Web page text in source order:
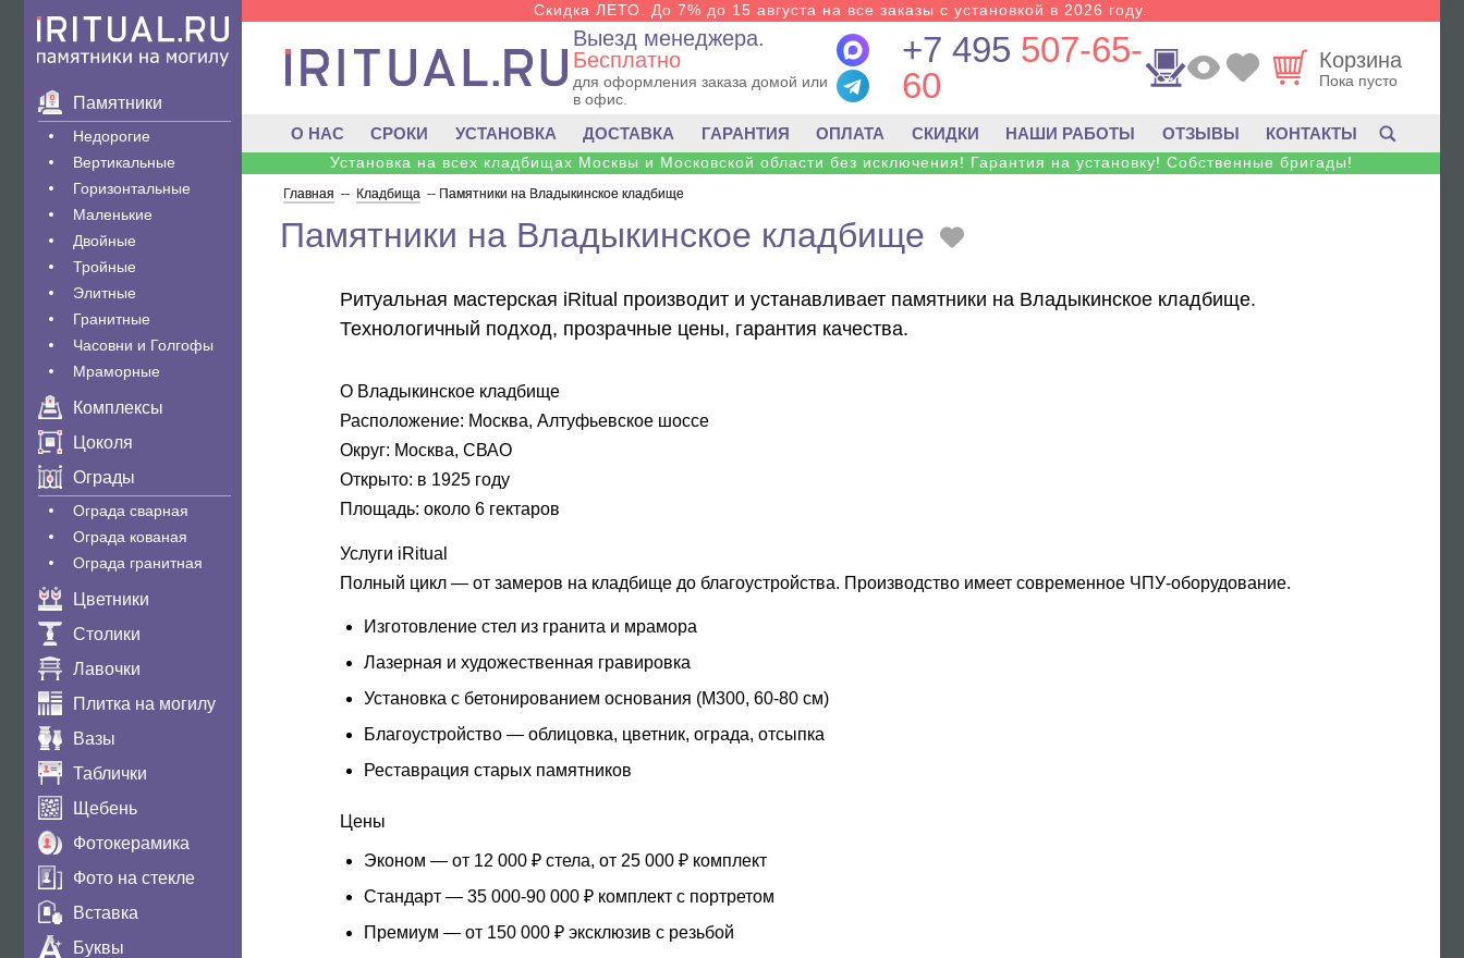
Памятники
Недорогие
Вертикальные
Горизонтальные
Маленькие
Двойные
Тройные
Элитные
Гранитные
Часовни и Голгофы
Мраморные
Комплексы
Цоколя
Ограды
Ограда сварная
Ограда кованая
Ограда гранитная
Цветники
Столики
Лавочки
Плитка на могилу
Вазы
Таблички
Щебень
Фотокерамика
Фото на стекле
Вставка
Буквы
Скидка ЛЕТО. До 7% до 15 августа на все заказы с установкой в 2026 году.
Выезд менеджера.
Бесплатно
для оформления заказа домой или
в офис.
+7 495 507-65-
60
Корзина
Пока пусто
О НАС СРОКИ УСТАНОВКА ДОСТАВКА ГАРАНТИЯ ОПЛАТА СКИДКИ НАШИ РАБОТЫ ОТЗЫВЫ КОНТАКТЫ
Установка на всех кладбищах Москвы и Московской области без исключения! Гарантия на установку! Собственные бригады!
Главная -- Кладбища -- Памятники на Владыкинское кладбище
Памятники на Владыкинское кладбище
Ритуальная мастерская iRitual производит и устанавливает памятники на Владыкинское кладбище.
Технологичный подход, прозрачные цены, гарантия качества.
О Владыкинское кладбище
Расположение: Москва, Алтуфьевское шоссе
Округ: Москва, СВАО
Открыто: в 1925 году
Площадь: около 6 гектаров
Услуги iRitual
Полный цикл — от замеров на кладбище до благоустройства. Производство имеет современное ЧПУ-оборудование.
Изготовление стел из гранита и мрамора
Лазерная и художественная гравировка
Установка с бетонированием основания (М300, 60-80 см)
Благоустройство — облицовка, цветник, ограда, отсыпка
Реставрация старых памятников
Цены
Эконом — от 12 000 ₽ стела, от 25 000 ₽ комплект
Стандарт — 35 000-90 000 ₽ комплект с портретом
Премиум — от 150 000 ₽ эксклюзив с резьбой